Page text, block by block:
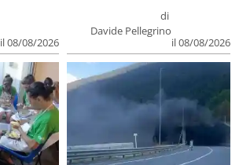
il 08/08/2026
di
Davide Pellegrino
il 08/08/2026